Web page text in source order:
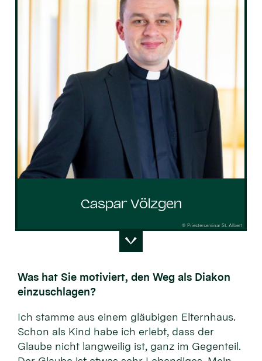
Caspar Völzgen
© Priesterseminar St. Albert
Was hat Sie motiviert, den Weg als Diakon
einzuschlagen?
Ich stamme aus einem gläubigen Elternhaus.
Schon als Kind habe ich erlebt, dass der
Glaube nicht langweilig ist, ganz im Gegenteil.